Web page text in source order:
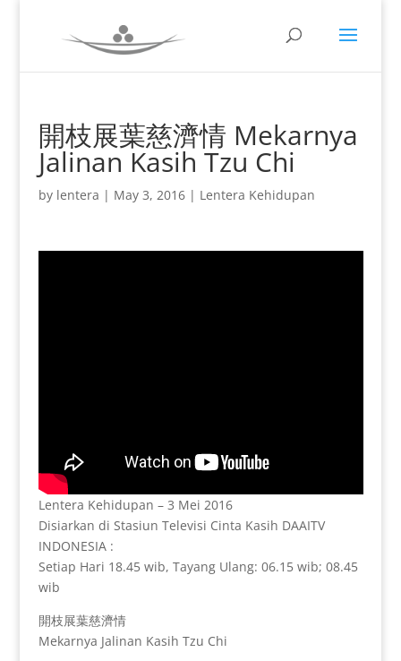
開枝展葉慈濟情 Mekarnya
Jalinan Kasih Tzu Chi
by lentera | May 3, 2016| Lentera Kehidupan
Lentera Kehidupan – 3 Mei 2016
Disiarkan di Stasiun Televisi Cinta Kasih DAAITV
INDONESIA :
Setiap Hari 18.45 wib, Tayang Ulang: 06.15 wib; 08.45
wib
開枝展葉慈濟情
Mekarnya Jalinan Kasih Tzu Chi